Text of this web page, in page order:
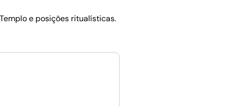
e posições ritualísticas.